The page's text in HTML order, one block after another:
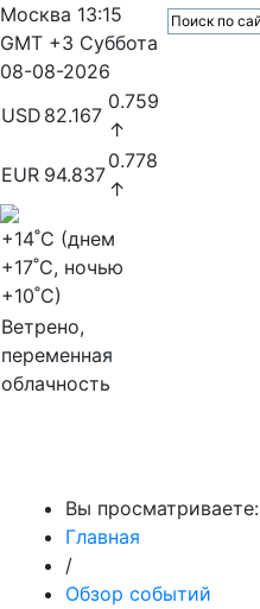
Москва 13:15
GMT +3 Суббота
08-08-2026
USD 82.167
0.759
↑
EUR 94.837
0.778
↑
+14˚C (днем
+17˚C, ночью
+10˚C)
Ветрено,
переменная
облачность
Вы просматриваете:
Главная
/
Обзор событий